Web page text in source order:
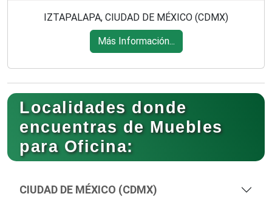
IZTAPALAPA, CIUDAD DE MÉXICO (CDMX)
Más Información...
Localidades donde
encuentras de Muebles
para Oficina:
CIUDAD DE MÉXICO (CDMX)